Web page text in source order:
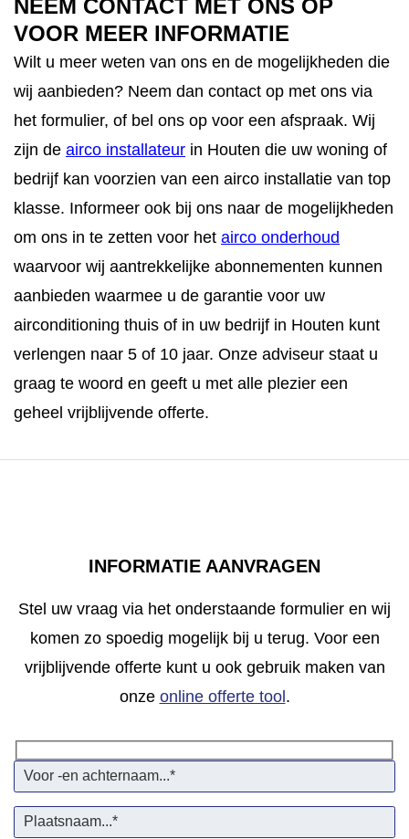
NEEM CONTACT MET ONS OP
VOOR MEER INFORMATIE
Wilt u meer weten van ons en de mogelijkheden die
wij aanbieden? Neem dan contact op met ons via
het formulier, of bel ons op voor een afspraak. Wij
zijn de airco installateur in Houten die uw woning of
bedrijf kan voorzien van een airco installatie van top
klasse. Informeer ook bij ons naar de mogelijkheden
om ons in te zetten voor het airco onderhoud
waarvoor wij aantrekkelijke abonnementen kunnen
aanbieden waarmee u de garantie voor uw
airconditioning thuis of in uw bedrijf in Houten kunt
verlengen naar 5 of 10 jaar. Onze adviseur staat u
graag te woord en geeft u met alle plezier een
geheel vrijblijvende offerte.
INFORMATIE AANVRAGEN
Stel uw vraag via het onderstaande formulier en wij
komen zo spoedig mogelijk bij u terug. Voor een
vrijblijvende offerte kunt u ook gebruik maken van
onze online offerte tool .